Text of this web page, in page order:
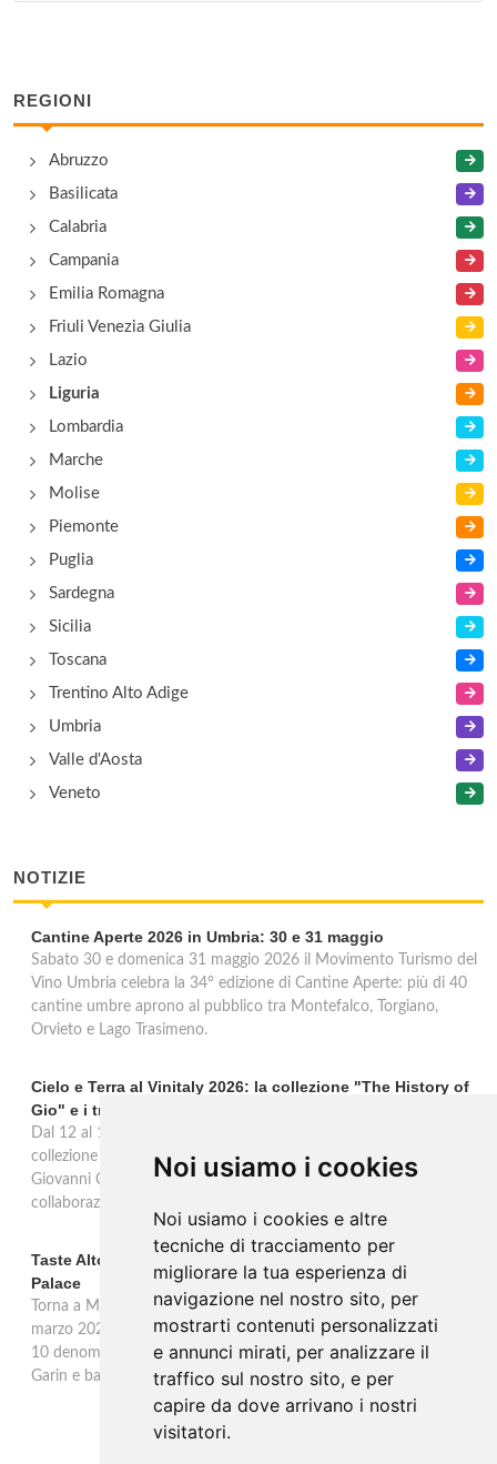
Noi usiamo i cookies
Noi usiamo i cookies e altre
tecniche di tracciamento per
migliorare la tua esperienza di
navigazione nel nostro sito, per
mostrarti contenuti personalizzati
e annunci mirati, per analizzare il
traffico sul nostro sito, e per
capire da dove arrivano i nostri
visitatori.
REGIONI
Abruzzo
Basilicata
Calabria
Campania
Emilia Romagna
Friuli Venezia Giulia
Lazio
Liguria
Lombardia
Marche
Molise
Piemonte
Puglia
Sardegna
Sicilia
Toscana
Trentino Alto Adige
Umbria
Valle d'Aosta
Veneto
NOTIZIE
Cantine Aperte 2026 in Umbria: 30 e 31 maggio
Sabato 30 e domenica 31 maggio 2026 il Movimento Turismo del
Vino Umbria celebra la 34° edizione di Cantine Aperte: più di 40
cantine umbre aprono al pubblico tra Montefalco, Torgiano,
Orvieto e Lago Trasimeno.
Cielo e Terra al Vinitaly 2026: la collezione "The History of
Gio" e i trent'anni di Freschello
Dal 12 al 15 aprile 2026 Cielo e Terra porta al Vinitaly la nuova
collezione premium "The History of Gio", omaggio al fondatore
Giovanni Cielo, i trent'anni di Freschello e una nuova
collaborazione solidale con Still I Rise. Hall 5, Stand E6.
Taste Alto Piemonte a Milano: 33 produttori al Westin
Palace
Torna a Milano l'appuntamento con i vini dell'Alto Piemonte. Il 9
marzo 2026 all'Hotel Westin Palace 33 produttori presentano le
10 denominazioni del territorio. Due masterclass condotte da Altai
Garin e banchi d'assaggio dalle 14:30 alle 20:30.